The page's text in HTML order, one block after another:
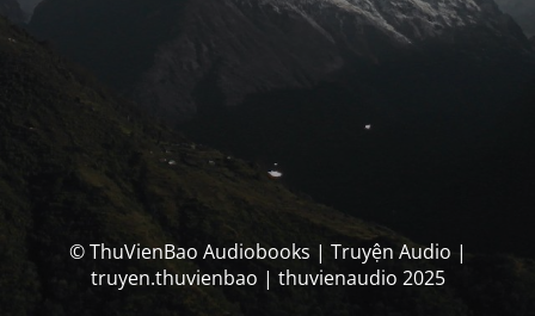
© ThuVienBao Audiobooks | Truyện Audio |
truyen.thuvienbao | thuvienaudio 2025